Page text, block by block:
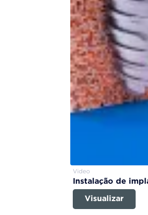
Video
Instalação de
Visualizar